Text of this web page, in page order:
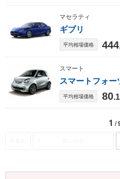
マセラティ
ギブリ
平均相場価格 444
スマート
スマートフォ
平均相場価格 80.1
1 /